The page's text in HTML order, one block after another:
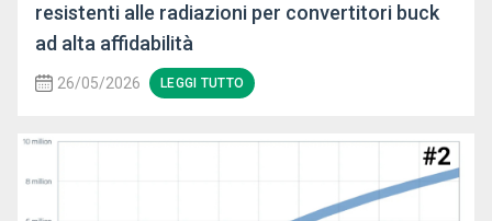
resistenti alle radiazioni per convertitori buck
ad alta affidabilità
26/05/2026 LEGGI TUTTO